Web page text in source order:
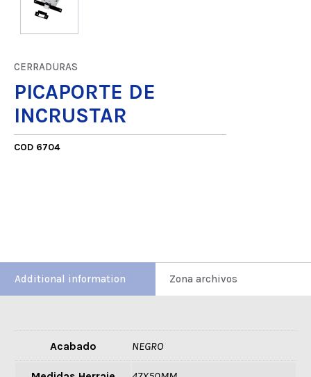
CERRADURAS
PICAPORTE DE
INCRUSTAR
COD 6704
Additional information Zona archivos
Acabado NEGRO